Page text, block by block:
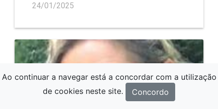
24/01/2025
Ao continuar a navegar está a concordar com a utilização
de cookies neste site.
Concordo